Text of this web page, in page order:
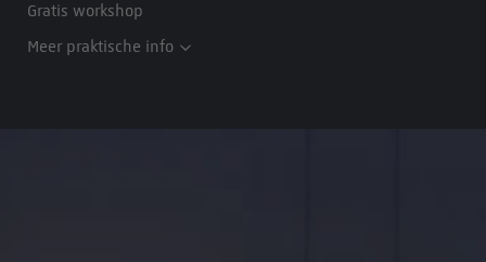
Gratis workshop
Meer praktische info